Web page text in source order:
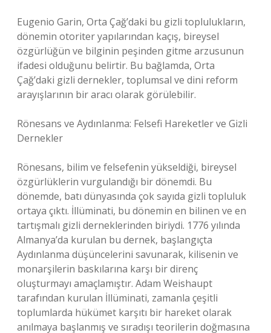
Eugenio Garin, Orta Çağ’daki bu gizli toplulukların,
dönemin otoriter yapılarından kaçış, bireysel
özgürlüğün ve bilginin peşinden gitme arzusunun
ifadesi olduğunu belirtir. Bu bağlamda, Orta
Çağ’daki gizli dernekler, toplumsal ve dini reform
arayışlarının bir aracı olarak görülebilir.
Rönesans ve Aydınlanma: Felsefi Hareketler ve Gizli
Dernekler
Rönesans, bilim ve felsefenin yükseldiği, bireysel
özgürlüklerin vurgulandığı bir dönemdi. Bu
dönemde, batı dünyasında çok sayıda gizli topluluk
ortaya çıktı. İllüminati, bu dönemin en bilinen ve en
tartışmalı gizli derneklerinden biriydi. 1776 yılında
Almanya’da kurulan bu dernek, başlangıçta
Aydınlanma düşüncelerini savunarak, kilisenin ve
monarşilerin baskılarına karşı bir direnç
oluşturmayı amaçlamıştır. Adam Weishaupt
tarafından kurulan İllüminati, zamanla çeşitli
toplumlarda hükümet karşıtı bir hareket olarak
anılmaya başlanmış ve sıradışı teorilerin doğmasına